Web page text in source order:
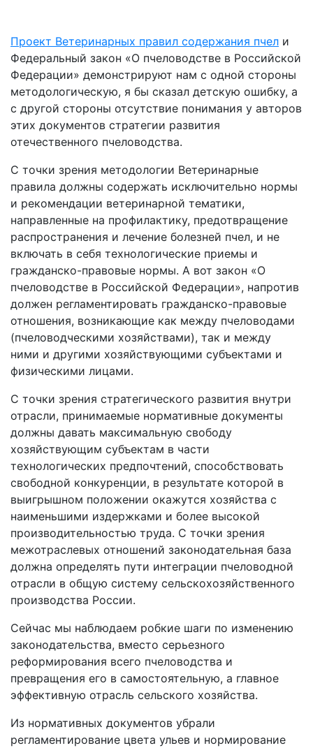
Проект Ветеринарных правил содержания пчел и
Федеральный закон «О пчеловодстве в Российской
Федерации» демонстрируют нам с одной стороны
методологическую, я бы сказал детскую ошибку, а
с другой стороны отсутствие понимания у авторов
этих документов стратегии развития
отечественного пчеловодства.
С точки зрения методологии Ветеринарные
правила должны содержать исключительно нормы
и рекомендации ветеринарной тематики,
направленные на профилактику, предотвращение
распространения и лечение болезней пчел, и не
включать в себя технологические приемы и
гражданско-правовые нормы. А вот закон «О
пчеловодстве в Российской Федерации», напротив
должен регламентировать гражданско-правовые
отношения, возникающие как между пчеловодами
(пчеловодческими хозяйствами), так и между
ними и другими хозяйствующими субъектами и
физическими лицами.
С точки зрения стратегического развития внутри
отрасли, принимаемые нормативные документы
должны давать максимальную свободу
хозяйствующим субъектам в части
технологических предпочтений, способствовать
свободной конкуренции, в результате которой в
выигрышном положении окажутся хозяйства с
наименьшими издержками и более высокой
производительностью труда. С точки зрения
межотраслевых отношений законодательная база
должна определять пути интеграции пчеловодной
отрасли в общую систему сельскохозяйственного
производства России.
Сейчас мы наблюдаем робкие шаги по изменению
законодательства, вместо серьезного
реформирования всего пчеловодства и
превращения его в самостоятельную, а главное
эффективную отрасль сельского хозяйства.
Из нормативных документов убрали
регламентирование цвета ульев и нормирование